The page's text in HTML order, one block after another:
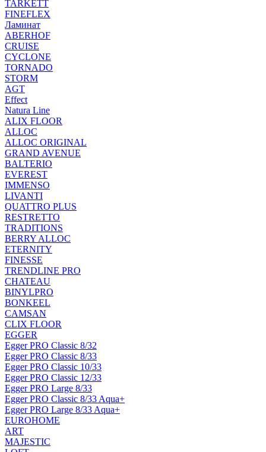
TARKETT
FINEFLEX
Ламинат
ABERHOF
CRUISE
CYCLONE
TORNADO
STORM
AGT
Effect
Natura Line
ALIX FLOOR
ALLOC
ALLOC ORIGINAL
GRAND AVENUE
BALTERIO
EVEREST
IMMENSO
LIVANTI
QUATTRO PLUS
RESTRETTO
TRADITIONS
BERRY ALLOC
ETERNITY
FINESSE
TRENDLINE PRO
CHATEAU
BINYLPRO
BONKEEL
CAMSAN
CLIX FLOOR
EGGER
Egger PRO Classic 8/32
Egger PRO Classic 8/33
Egger PRO Classic 10/33
Egger PRO Classic 12/33
Egger PRO Large 8/33
Egger PRO Classic 8/33 Aqua+
Egger PRO Large 8/33 Aqua+
EUROHOME
ART
MAJESTIC